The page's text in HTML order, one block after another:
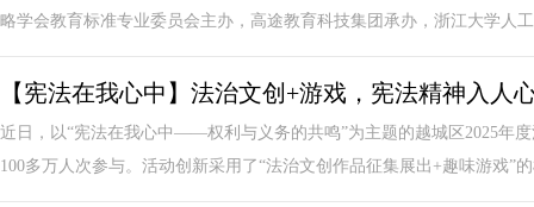
略学会教育标准专业委员会主办，高途教育科技集团承办，浙江大学人
【宪法在我心中】法治文创+游戏，宪法精神入人
近日，以“宪法在我心中——权利与义务的共鸣”为主题的越城区2025年
100多万人次参与。活动创新采用了“法治文创作品征集展出+趣味游戏”